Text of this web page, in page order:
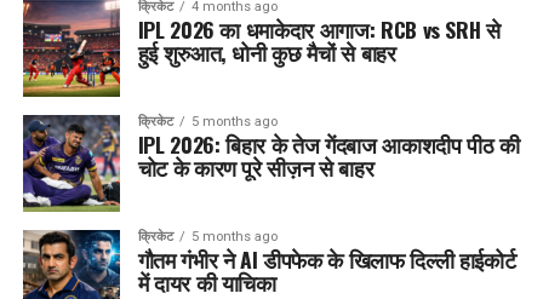
क्रिकेट 4 months ago
IPL 2026 का धमाकेदार आगाज: RCB vs SRH से
हुई शुरुआत, धोनी कुछ मैचों से बाहर
क्रिकेट 5 months ago
IPL 2026: बिहार के तेज गेंदबाज आकाशदीप पीठ की
चोट के कारण पूरे सीज़न से बाहर
क्रिकेट 5 months ago
गौतम गंभीर ने AI डीपफेक के खिलाफ दिल्ली हाईकोर्ट
में दायर की याचिका